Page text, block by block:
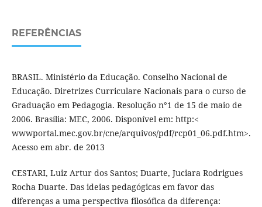
REFERÊNCIAS
BRASIL. Ministério da Educação. Conselho Nacional de
Educação. Diretrizes Curriculare Nacionais para o curso de
Graduação em Pedagogia. Resolução n°1 de 15 de maio de
2006. Brasília: MEC, 2006. Disponível em: http:<
wwwportal.mec.gov.br/cne/arquivos/pdf/rcp01_06.pdf.htm>.
Acesso em abr. de 2013
CESTARI, Luiz Artur dos Santos; Duarte, Juciara Rodrigues
Rocha Duarte. Das ideias pedagógicas em favor das
diferenças a uma perspectiva filosófica da diferença: